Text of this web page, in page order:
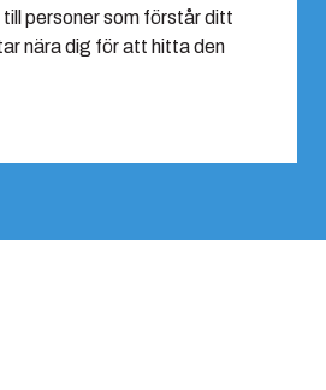
personer som förstår ditt
nära dig för att hitta den